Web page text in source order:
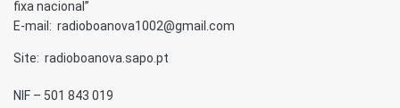
fixa nacional”
E-mail: radioboanova1002@gmail.com
Site: radioboanova.sapo.pt
NIF – 501 843 019